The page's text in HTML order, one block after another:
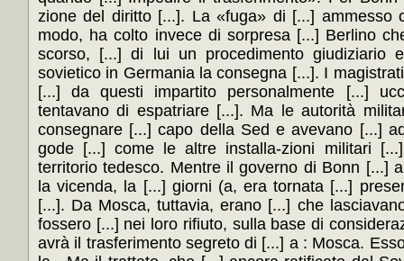
zione del diritto [...]. La «fuga» di [...] ammesso
modo, ha colto invece di sorpresa [...] Berlino
scorso, [...] di lui un procedimento giudiziario
sovietico in Germania la consegna [...]. I
[...] da questi impartito personalmente [...]
tentavano di espatriare [...]. Ma le autorità
consegnare [...] capo della Sed e avevano [...]
gode [...] come le altre installa-zioni militari
territorio tedesco. Mentre il governo di Bonn [...]
la vicenda, la [...] giorni (a, era tornata [...]
[...]. Da Mosca, tuttavia, erano [...] che
fossero [...] nei loro rifiuto, sulla base di
avrà il trasferimento segreto di [...] a : Mosca.